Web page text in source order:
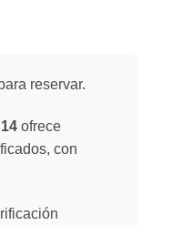
reservar.
ofrece
con